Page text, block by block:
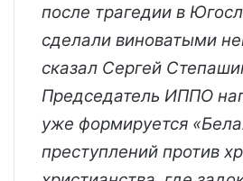
после трагедии в
сделали виноватыми
сказал Сергей
Председатель ИППО
уже формируется
преступлений против